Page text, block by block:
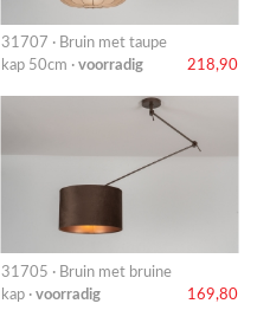
31707 · Bruin met taupe
kap 50cm · voorradig 218,90
31705 · Bruin met bruine
kap · voorradig 169,80